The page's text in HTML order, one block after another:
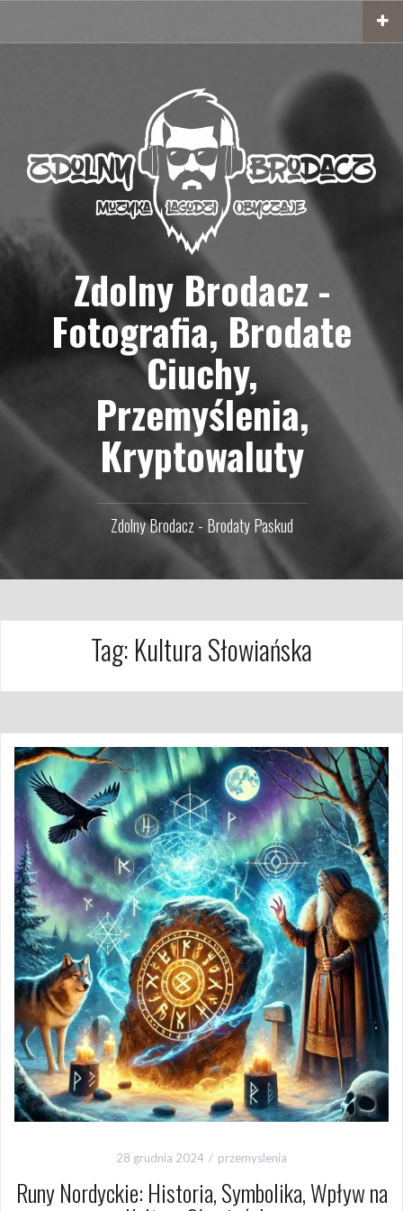
treści
Zdolny Brodacz -
Fotografia, Brodate
Ciuchy,
Przemyślenia,
Kryptowaluty
Zdolny Brodacz - Brodaty Paskud
Tag: Kultura Słowiańska
28 grudnia 2024 przemyslenia
Runy Nordyckie: Historia, Symbolika, Wpływ na